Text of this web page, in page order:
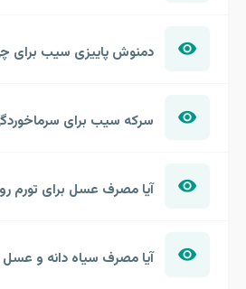
دمنوش پاییزی سیب برای
سرکه سیب برای
آیا مصرف عسل برای تورم
آیا مصرف سیاه دانه و عسل